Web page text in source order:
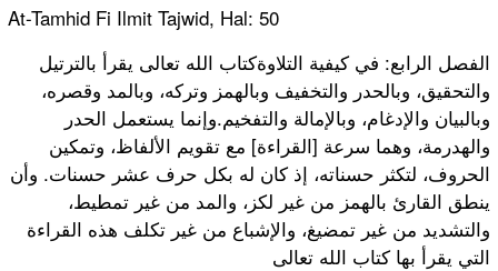
At-Tamhid Fi Ilmit Tajwid, Hal: 50
الفصل الرابع: في كيفية التلاوةكتاب الله تعالى يقرأ بالترتيل
والتحقيق، وبالحدر والتخفيف وبالهمز وتركه، وبالمد وقصره،
وبالبيان والإدغام، وبالإمالة والتفخيم.وإنما يستعمل الحدر
والهدرمة، وهما سرعة [القراءة] مع تقويم الألفاظ، وتمكين
الحروف، لتكثر حسناته، إذ كان له بكل حرف عشر حسنات. وأن
ينطق القارئ بالهمز من غير لكز، والمد من غير تمطيط،
والتشديد من غير تمضيغ، والإشباع من غير تكلف هذه القراءة
التي يقرأ بها كتاب الله تعالى